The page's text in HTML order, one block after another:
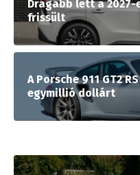
Drágább lett a 2027-
frissült
A Porsche 911 GT2
egymillió dollárt